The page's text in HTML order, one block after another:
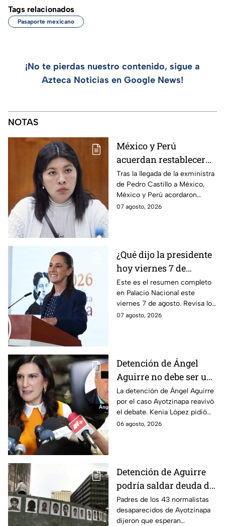
Tags relacionados
Pasaporte mexicano
¡No te pierdas nuestro contenido, sigue a
Azteca Noticias en Google News!
NOTAS
México y Perú
acuerdan restablecer
relaciones
diplomáticas tras
llegada de Betssy
Chávez al país
Tras la llegada de la exministra
de Pedro Castillo a México,
México y Perú acordaron
reanudar relaciones desde
07 agosto, 2026
¿Qué dijo la presidente
hoy viernes 7 de
agosto? Resumen EN
VIVO
Este es el resumen completo
en Palacio Nacional este
viernes 7 de agosto. Revisa los
datos presentados y las
07 agosto, 2026
Detención de Ángel
Aguirre no debe ser un
distractor, pide Kenia
López; exige justicia
por caso Ayotzinapa
La detención de Ángel Aguirre
por el caso Ayotzinapa reavivó
el debate. Kenia López pidió
que no sea un distractor
06 agosto, 2026
Detención de Aguirre
podría saldar deuda de
justicia: padres de los
43 de Ayotzinapa
Padres de los 43 normalistas
desaparecidos de Ayotzinapa
dijeron que esperan